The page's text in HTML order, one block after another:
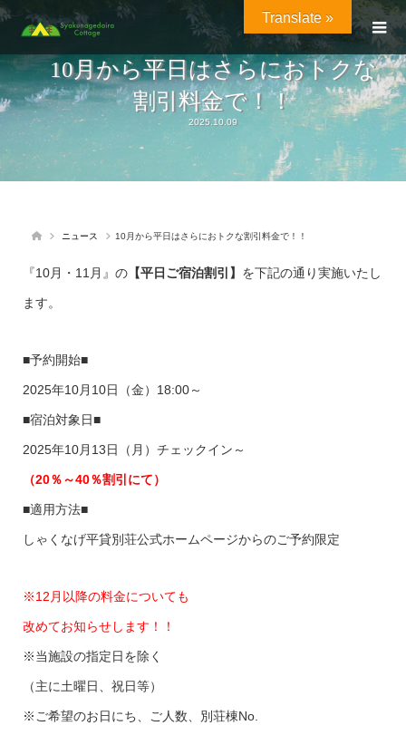
10月から平日はさらにおトクな
割引料金で！！
2025.10.09
ニュース 10月から平日はさらにおトクな割引料金で！！
『10月・11月』の【平日ご宿泊割引】 を下記の通り実施いたし
ます。
■予約開始■
2025年10月10日（金）18:00～
■宿泊対象日■
2025年10月13日（月）チェックイン～
（20％～40％割引にて）
■適用方法■
しゃくなげ平貸別荘公式ホームページからのご予約限定
※12月以降の料金についても
改めてお知らせします！！
※当施設の指定日を除く
（主に土曜日、祝日等）
※ご希望のお日にち、ご人数、別荘棟No.
Translate »